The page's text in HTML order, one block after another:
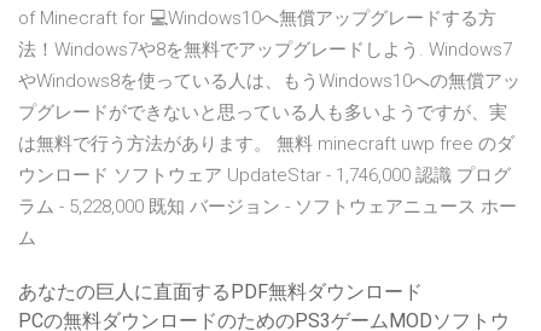
of Minecraft for 💻Windows10へ無償アップグレードする方
法！Windows7や8を無料でアップグレードしよう. Windows7
やWindows8を使っている人は、もうWindows10への無償アッ
プグレードができないと思っている人も多いようですが、実
は無料で行う方法があります。 無料 minecraft uwp free のダ
ウンロード ソフトウェア UpdateStar - 1,746,000 認識 プログ
ラム - 5,228,000 既知 バージョン - ソフトウェアニュース ホー
ム
あなたの巨人に直面するPDF無料ダウンロード
PCの無料ダウンロードのためのPS3ゲームMODソフトウ